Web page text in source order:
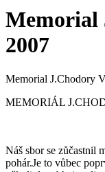
Memorial
2007
Memorial J.Chodory
MEMORIÁL
Náš sbor se zůčastnil
pohár.Je to vůbec